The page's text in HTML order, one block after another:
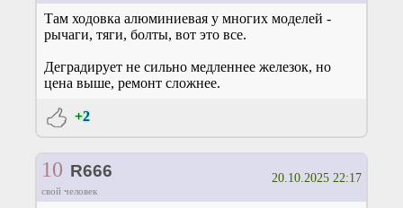
Там ходовка алюминиевая у многих моделей -
рычаги, тяги, болты, вот это все.
Деградирует не сильно медленнее железок, но
цена выше, ремонт сложнее.
+2
10 R666
свой человек
20.10.2025 22:17